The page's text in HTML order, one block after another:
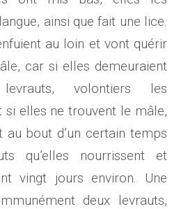
ainsi que fait une lice.
au loin et vont quérir
car si elles demeuraient
volontiers les
si elles ne trouvent le mâle,
au bout d’un certain temps
qu’elles nourrissent et
vingt jours environ. Une
deux levrauts,